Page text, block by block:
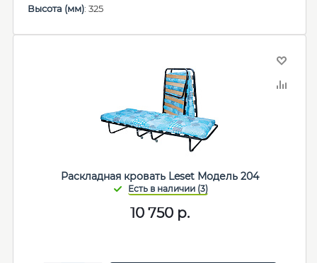
Высота (мм): 325
Раскладная кровать Leset Модель 204
10 750 р.